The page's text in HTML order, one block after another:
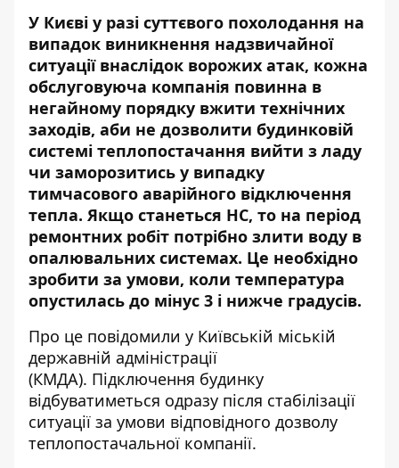
У Києві у разі суттєвого похолодання на
випадок виникнення надзвичайної
ситуації внаслідок ворожих атак, кожна
обслуговуюча компанія повинна в
негайному порядку вжити технічних
заходів, аби не дозволити будинковій
системі теплопостачання вийти з ладу
чи заморозитись у випадку
тимчасового аварійного відключення
тепла. Якщо станеться НС, то на період
ремонтних робіт потрібно злити воду в
опалювальних системах. Це необхідно
зробити за умови, коли температура
опустилась до мінус 3 і нижче градусів.
Про це повідомили у Київській міській
державній адміністрації
(КМДА). Підключення будинку
відбуватиметься одразу після стабілізації
ситуації за умови відповідного дозволу
теплопостачальної компанії.